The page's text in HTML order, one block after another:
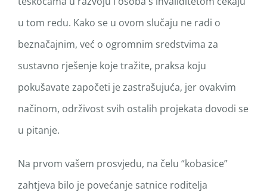
u tom redu. Kako se u ovom slučaju ne radi o
beznačajnim, već o ogromnim sredstvima za
sustavno rješenje koje tražite, praksa koju
pokušavate započeti je zastrašujuća, jer ovakvim
načinom, održivost svih ostalih projekata dovodi se
u pitanje.
Na prvom vašem prosvjedu, na čelu “kobasice”
zahtjeva bilo je povećanje satnice roditelja